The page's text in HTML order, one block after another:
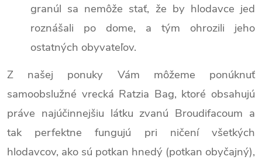
granúl sa nemôže stať, že by hlodavce jed
roznášali po dome, a tým ohrozili jeho
ostatných obyvateľov.
Z našej ponuky Vám môžeme ponúknuť
samoobslužné vrecká Ratzia Bag, ktoré obsahujú
práve najúčinnejšiu látku zvanú Broudifacoum a
tak perfektne fungujú pri ničení všetkých
hlodavcov, ako sú potkan hnedý (potkan obyčajný),